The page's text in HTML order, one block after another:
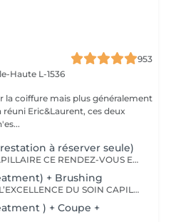
953
Haute L-1536
la coiffure mais plus généralement
Eric&Laurent, ces deux
à réserver seule)
DIAGNOSTIC & CONSEIL CAPILLAIRE CE RENDEZ-VOUS EST EXCLUSIVEMENT RÉSERVÉ À UNE PREMIÈRE RENCONTRE AVEC NOTRE EXPERT CAPILLAIRE AFIN DE RÉALISER UN DIAGNOSTIC PERSONNALISÉ DE VOS CHEVEUX ET DE VOTRE CUIR CHEVELU. CETTE CONSULTATION DOIT ÊTRE RÉSERVÉE SEULE ET NE PEUT ÊTRE ASSOCIÉE À AUCUNE AUTRE PRESTATION OU RÉSERVATION. À L'ISSUE DE CET ÉCHANGE, UN ACCOMPAGNEMENT ET DES RECOMMANDATIONS ADAPTÉS À VOS BESOINS POURRONT VOUS ÊTRE PROPOSÉS. Diagnostic & Conseil Capillaire Prenez un moment privilégié pour échanger autour de vos cheveux, de vos envies et de vos habitudes. Lors de ce rendez-vous, nous réalisons un diagnostic personnalisé du cuir chevelu et de la fibre capillaire, nous vous orientons vers les coupes, couleurs et traitements les plus adaptés à votre image, à votre routine et à la beauté naturelle de vos cheveux. Nous vous apportons également des conseils personnalisés sur l'entretien à la maison ainsi que sur les produits les plus adaptés à vos besoins pour prolonger les résultats et préserver la beauté de vos cheveux au quotidien. Ce moment permet aussi de répondre à toutes vos questions et de construire ensemble un résultat entièrement sur mesure.
+ Brushing
TRAITEMENTS JAPONAIS – L’EXCELLENCE DU SOIN CAPILLAIRE Découvrez un univers de soins capillaires japonais haut de gamme, reconnus pour leur technologie avancée et leurs résultats exceptionnels. Des traitements sur-mesure conçus pour répondre aux besoins spécifiques de chaque chevelure : hydratation, réparation, discipline, cuir chevelu ou nutrition . Chaque traitement agit au cœur de la fibre capillaire pour révéler des cheveux visiblement plus sains, brillants et soyeux. -Nos différentes lignes de traitements : SMOOTH (Collagène) Pour les cheveux emmêlés, ternes ou difficiles à coiffer. • Démêle instantanément • Lisse la fibre capillaire • Apporte douceur et brillance • Toucher léger et soyeux REPAIR (CMADK / Kératine) Pour les cheveux sensibilisés, cassants ou très abîmés. • Répare intensément • Renforce la structure interne du cheveu • Reconstruit la fibre en profondeur • Redonne force et élasticité ANTI-FRIZZ (Céramides / 18-MEA) Pour les cheveux indisciplinés, sensibilisés à l’humidité. • Contrôle les frisottis • Réduit le volume excessif • Protège de l’humidité • Facilite le coiffage • Apporte souplesse et brillance SCALP (Hyaluron / Agents Purifiants) Pour rééquilibrer et purifier le cuir chevelu. Idéal en cas de démangeaisons, pellicules, sécheresse ou excès de sébum. • Apaise le cuir chevelu • Purifie en douceur • Rééquilibre la barrière protectrice naturelle • Favorise un environnement sain pour la pousse Veuillez noter : les tarifs peuvent varier selon la longueur des cheveux, la quantité de produit nécessaire et la complexité de la prestation. Supplément possible à partir de +15€. Pour toute demande spécifique, merci de nous contacter.
) + Coupe +